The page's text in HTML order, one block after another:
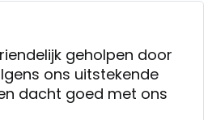
geholpen door
ons uitstekende
dacht goed met ons